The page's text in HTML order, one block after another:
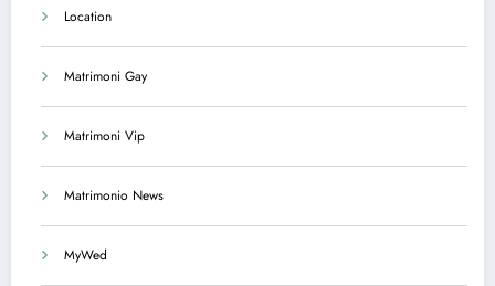
Location
Matrimoni Gay
Matrimoni Vip
Matrimonio News
MyWed